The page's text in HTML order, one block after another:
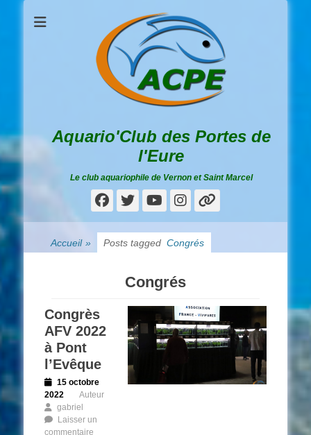
Aquario'Club des Portes de
l'Eure
Le club aquariophile de Vernon et Saint Marcel
Facebook
Twitter
YouTube
Instagram
Accueil » Posts tagged Congrés
Congrés
Congrès
AFV 2022
à Pont
l’Evêque
Posted
on
15 octobre
2022
Auteur
gabriel
Laisser un
commentaire